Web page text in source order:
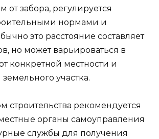
от забора, регулируется
нормами и
это расстояние составляет
но может варьироваться в
конкретной местности и
участка.
строительства рекомендуется
органы самоуправления
службы для получения